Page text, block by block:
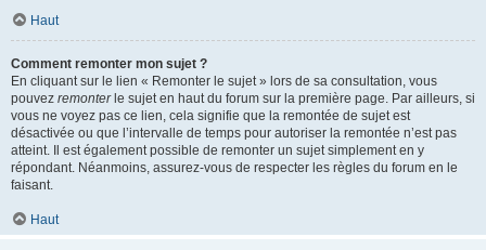
Haut
Comment remonter mon sujet ?
En cliquant sur le lien « Remonter le sujet » lors de sa consultation, vous
pouvez remonterle sujet en haut du forum sur la première page. Par ailleurs, si
vous ne voyez pas ce lien, cela signifie que la remontée de sujet est
désactivée ou que l’intervalle de temps pour autoriser la remontée n’est pas
atteint. Il est également possible de remonter un sujet simplement en y
répondant. Néanmoins, assurez-vous de respecter les règles du forum en le
faisant.
Haut